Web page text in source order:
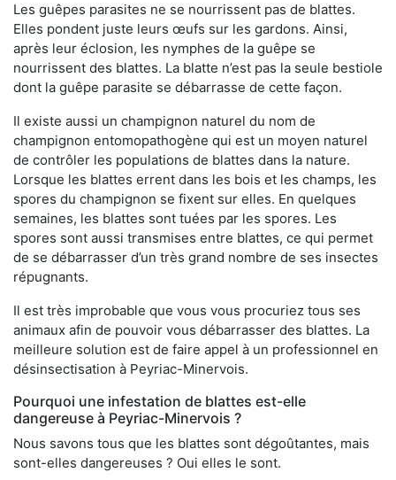
Les guêpes parasites ne se nourrissent pas de blattes.
Elles pondent juste leurs œufs sur les gardons. Ainsi,
après leur éclosion, les nymphes de la guêpe se
nourrissent des blattes. La blatte n’est pas la seule bestiole
dont la guêpe parasite se débarrasse de cette façon.
Il existe aussi un champignon naturel du nom de
champignon entomopathogène qui est un moyen naturel
de contrôler les populations de blattes dans la nature.
Lorsque les blattes errent dans les bois et les champs, les
spores du champignon se fixent sur elles. En quelques
semaines, les blattes sont tuées par les spores. Les
spores sont aussi transmises entre blattes, ce qui permet
de se débarrasser d’un très grand nombre de ses insectes
répugnants.
Il est très improbable que vous vous procuriez tous ses
animaux afin de pouvoir vous débarrasser des blattes. La
meilleure solution est de faire appel à un professionnel en
désinsectisation à Peyriac-Minervois.
Pourquoi une infestation de blattes est-elle
dangereuse à Peyriac-Minervois ?
Nous savons tous que les blattes sont dégoûtantes, mais
sont-elles dangereuses ? Oui elles le sont.